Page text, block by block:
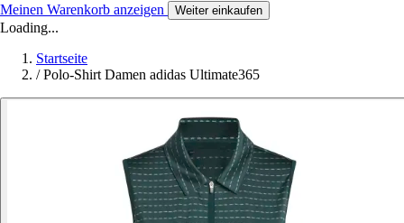
Meinen Warenkorb anzeigen Weiter einkaufen
Loading...
Startseite
/ Polo-Shirt Damen adidas Ultimate365